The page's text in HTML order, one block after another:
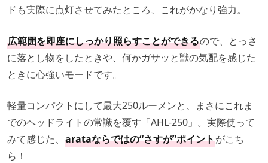
ドも実際に点灯させてみたところ、これがかなり強力。
広範囲を即座にしっかり照らすことができるので、とっさ
に落とし物をしたときや、何かガサッと獣の気配を感じた
ときに心強いモードです。
軽量コンパクトにして最大250ルーメンと、まさにこれま
でのヘッドライトの常識を覆す「AHL-250」。実際使って
みて感じた、 arataならではの“さすが”ポイントがこち
ら！